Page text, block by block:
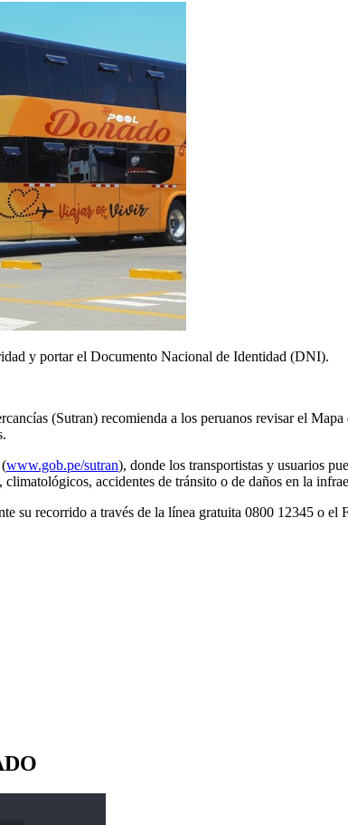
y portar el Documento Nacional de Identidad (DNI).
(Sutran) recomienda a los peruanos revisar el
www.gob.pe/sutran), donde los transportistas y usuarios
accidentes de tránsito o de daños en la
su recorrido a través de la línea gratuita 0800 12345 o el